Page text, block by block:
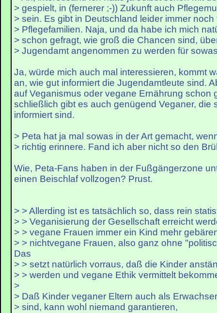
> gespielt, in (fernerer ;-)) Zukunft auch
> sein. Es gibt in Deutschland leider immer
> Pflegefamilien. Naja, und da habe ich mich
> schon gefragt, wie groß die Chancen sind,
> Jugendamt angenommen zu werden für
Ja, würde mich auch mal interessieren, kommt
an, wie gut informiert die Jugendamtleute sind.
auf Veganismus oder vegane Ernährung schon
schließlich gibt es auch genügend Veganer, die
informiert sind.
> Peta hat ja mal sowas in der Art gemacht,
> richtig erinnere. Fand ich aber nicht so den
Wie, Peta-Fans haben in der Fußgängerzone
einen Beischlaf vollzogen? Prust.
> > Allerding ist es tatsächlich so, dass rein
> > Veganisierung der Gesellschaft erreicht
> > vegane Frauen immer ein Kind mehr
> > nichtvegane Frauen, also ganz ohne
Das
> > setzt natürlich vorraus, daß die Kinder
> > werden und vegane Ethik vermittelt
>
> Daß Kinder veganer Eltern auch als
> sind, kann wohl niemand garantieren,